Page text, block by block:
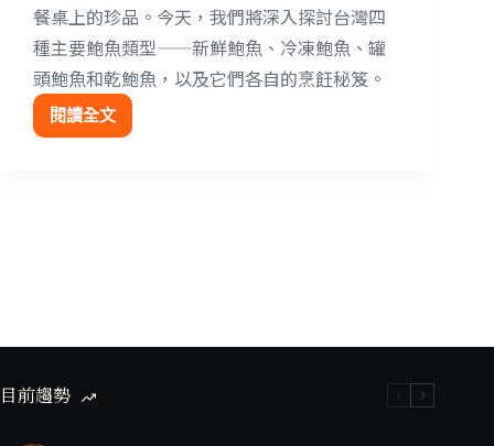
餐桌上的珍品。今天，我們將深入探討台灣四
種主要鮑魚類型——新鮮鮑魚、冷凍鮑魚、罐
頭鮑魚和乾鮑魚，以及它們各自的烹飪秘笈。
閱讀全文
目前趨勢